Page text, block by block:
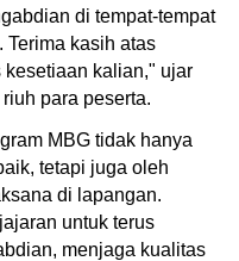
di tempat-tempat
Terima kasih atas
kalian," ujar
para peserta.
MBG tidak hanya
tetapi juga oleh
di lapangan.
untuk terus
menjaga kualitas